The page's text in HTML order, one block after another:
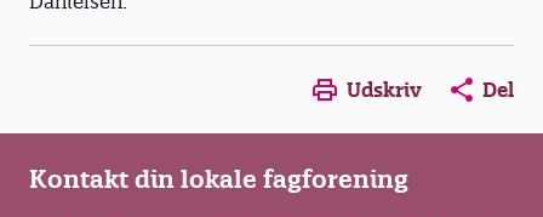
Opens in a new window
Opens in a new
Opens in
Udskriv Del
Kontakt din lokale fagforening